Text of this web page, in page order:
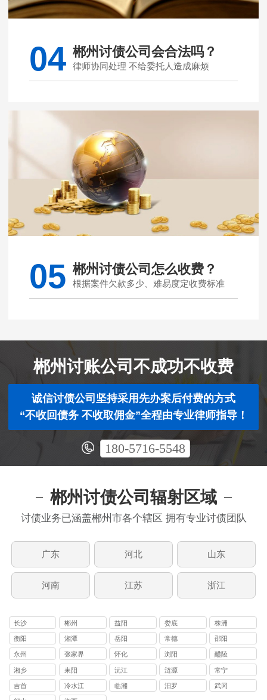
04 郴州讨债公司会合法吗？
律师协同处理 不给委托人造成麻烦
05 郴州讨债公司怎么收费？
根据案件欠款多少、难易度定收费标准
郴州讨账公司不成功不收费
诚信讨债公司坚持采用先办案后付费的方式
“不收回债务 不收取佣金”全程由专业律师指导！
180-5716-5548
郴州讨债公司辐射区域
讨债业务已涵盖郴州市各个辖区 拥有专业讨债团队
广东 河北 山东
河南 江苏 浙江
长沙 郴州 益阳 娄底 株洲
衡阳 湘潭 岳阳 常德 邵阳
永州 张家界 怀化 浏阳 醴陵
湘乡 耒阳 沅江 涟源 常宁
吉首 冷水江 临湘 汨罗 武冈